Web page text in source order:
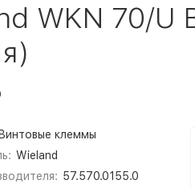
WKN 70/U
Винтовые клеммы
Wieland
57.570.0155.0